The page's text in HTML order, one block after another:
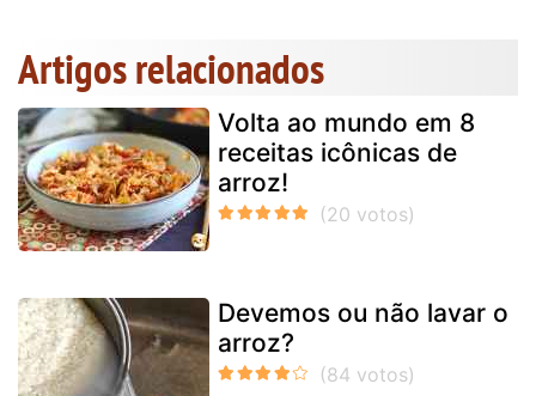
Artigos relacionados
Volta ao mundo em 8
receitas icônicas de
arroz!
Devemos ou não lavar o
arroz?